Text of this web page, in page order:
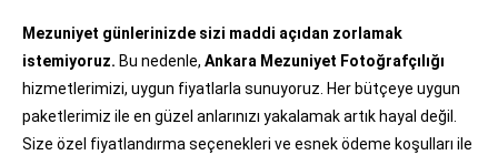
Mezuniyet günlerinizde sizi maddi açıdan zorlamak
istemiyoruz. Bu nedenle, Ankara Mezuniyet Fotoğrafçılığı
hizmetlerimizi, uygun fiyatlarla sunuyoruz. Her bütçeye uygun
paketlerimiz ile en güzel anlarınızı yakalamak artık hayal değil.
Size özel fiyatlandırma seçenekleri ve esnek ödeme koşulları ile